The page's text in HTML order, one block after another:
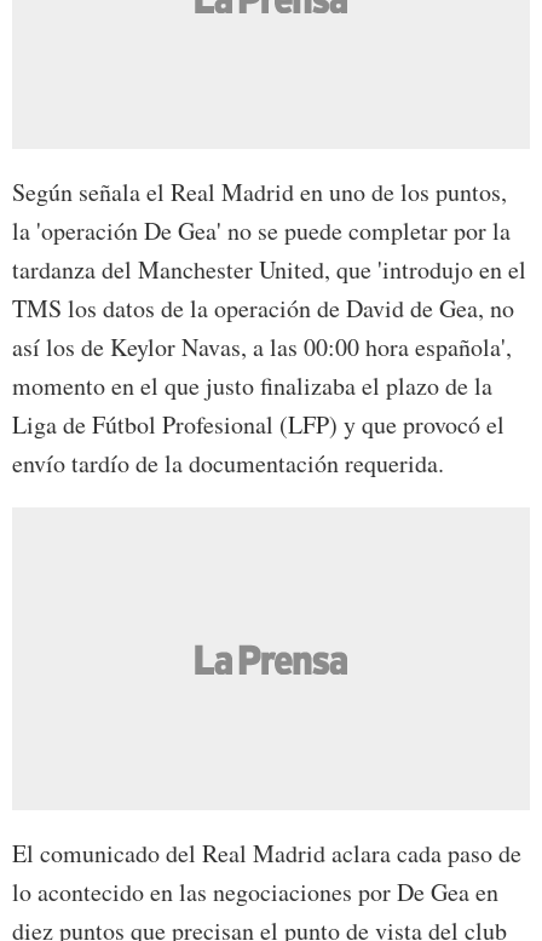
Según señala el Real Madrid en uno de los puntos,
la 'operación De Gea' no se puede completar por la
tardanza del Manchester United, que 'introdujo en el
TMS los datos de la operación de David de Gea, no
así los de Keylor Navas, a las 00:00 hora española',
momento en el que justo finalizaba el plazo de la
Liga de Fútbol Profesional (LFP) y que provocó el
envío tardío de la documentación requerida.
El comunicado del Real Madrid aclara cada paso de
lo acontecido en las negociaciones por De Gea en
diez puntos que precisan el punto de vista del club